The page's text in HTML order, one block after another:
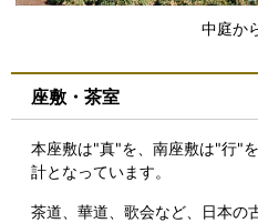
中庭か
座敷・茶室
本座敷は"真"を、南座敷は"行"
計となっています。
茶道、華道、歌会など、日本の